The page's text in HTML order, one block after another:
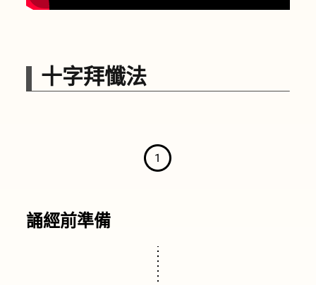
十字拜懺法
誦經前準備